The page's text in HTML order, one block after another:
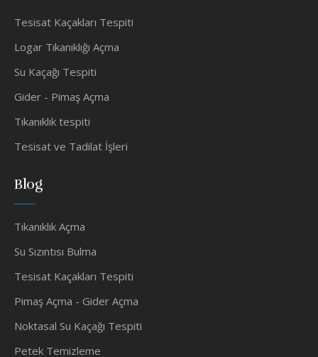
Tesisat Kaçakları Tespiti
Logar Tıkanıklığı Açma
Su Kaçağı Tespiti
Gider - Pimaş Açma
Tıkanıklık tespiti
Tesisat ve Tadilat İşleri
Blog
Tıkanıklık Açma
Su Sızıntısı Bulma
Tesisat Kaçakları Tespiti
Pimaş Açma - Gider Açma
Noktasal Su Kaçağı Tespiti
Petek Temizleme